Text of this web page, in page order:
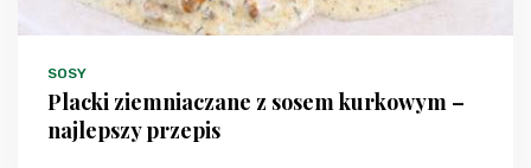
SOSY
Placki ziemniaczane z sosem kurkowym –
najlepszy przepis